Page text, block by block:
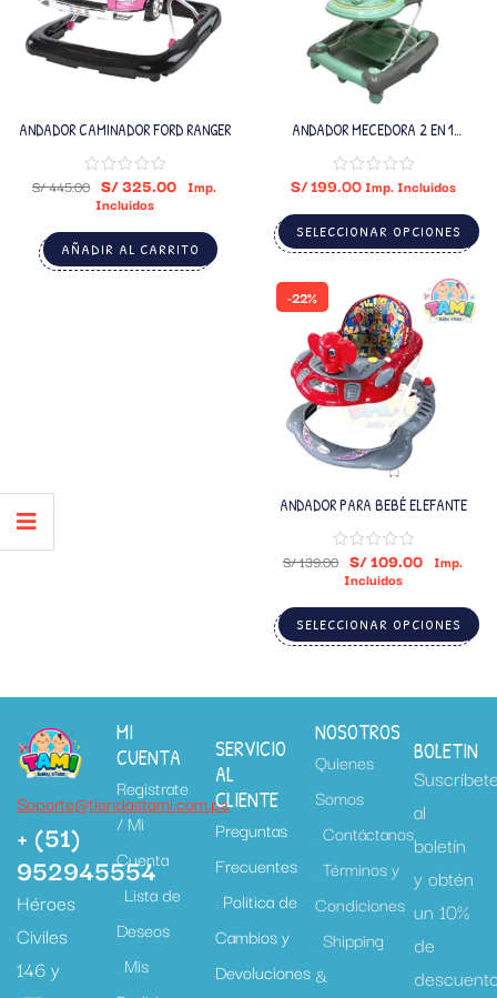
ANDADOR CAMINADOR FORD RANGER
S/445.00 S/325.00 Imp.
Incluidos
AÑADIR AL CARRITO
ANDADOR MECEDORA 2 EN 1
S/199.00Imp. Incluidos
SELECCIONAR OPCIONES
-22%
ANDADOR PARA BEBÉ ELEFANTE
S/139.00 S/109.00 Imp.
Incluidos
SELECCIONAR OPCIONES
Soporte@tiendastami.com.pe
+ (51)
952945554
Héroes
Civiles
146 y
MI
CUENTA
Registrate
/ Mi
Cuenta
Lista de
Deseos
Mis
SERVICIO
AL
CLIENTE
Preguntas
Frecuentes
Politica de
Cambios y
Devoluciones
NOSOTROS
Quienes
Somos
Contáctanos
Términos y
Condiciones
Shipping
&
BOLETIN
al
boletín
y obtén
un 10%
de